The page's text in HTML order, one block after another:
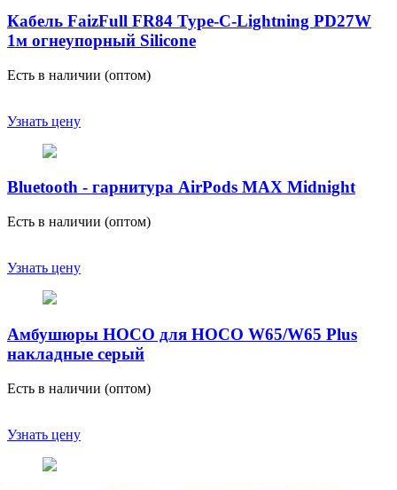
Кабель FaizFull FR84 Type-C-Lightning PD27W
1м огнеупорный Silicone
Есть в наличии (оптом)
Узнать цену
Bluetooth - гарнитура AirPods MAX Midnight
Есть в наличии (оптом)
Узнать цену
Амбушюры HOCO для HOCO W65/W65 Plus
накладные серый
Есть в наличии (оптом)
Узнать цену